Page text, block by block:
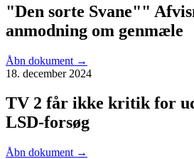
"Den sorte Svane""
anmodning om genmæle
Åbn dokument →
18. december 2024
TV 2 får ikke kritik for
LSD-forsøg
Åbn dokument →